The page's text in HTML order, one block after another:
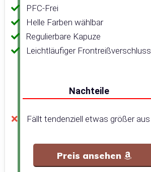
PFC-Frei
Helle Farben wählbar
Regulierbare Kapuze
Leichtläufiger Frontreißverschluss
Nachteile
Fällt tendenziell etwas größer aus
Preis ansehen